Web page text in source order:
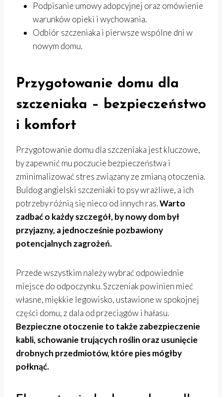
Podpisanie umowy adopcyjnej oraz omówienie
warunków opieki i wychowania.
Odbiór szczeniaka i pierwsze wspólne dni w
nowym domu.
Przygotowanie domu dla
szczeniaka – bezpieczeństwo
i komfort
Przygotowanie domu dla szczeniaka jest kluczowe,
by zapewnić mu poczucie bezpieczeństwa i
zminimalizować stres związany ze zmianą otoczenia.
Buldog angielski szczeniaki to psy wrażliwe, a ich
potrzeby różnią się nieco od innych ras.Warto
zadbać o każdy szczegół, by nowy dom był
przyjazny, a jednocześnie pozbawiony
potencjalnych zagrożeń.
Przede wszystkim należy wybrać odpowiednie
miejsce do odpoczynku. Szczeniak powinien mieć
własne, miękkie legowisko, ustawione w spokojnej
części domu, z dala od przeciągów i hałasu.
Bezpieczne otoczenie to także zabezpieczenie
kabli, schowanie trujących roślin oraz usunięcie
drobnych przedmiotów, które pies mógłby
połknąć.